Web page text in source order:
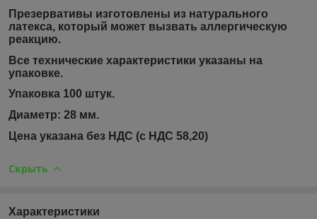
Презервативы изготовлены из натурального
латекса, который может вызвать аллергическую
реакцию.
Все технические характеристики указаны на
упаковке.
Упаковка 100 штук.
Диаметр: 28 мм.
Цена указана без НДС (с НДС 58,20)
Скрыть
Характеристики